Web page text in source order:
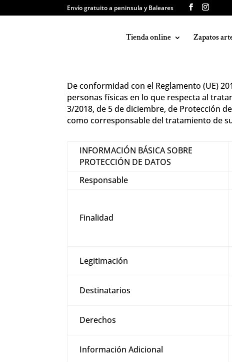
Envío gratuito a peninsula y Baleares
Tienda online Zapatos
De conformidad con el Reglamento (UE)
personas físicas en lo que respecta al
3/2018, de 5 de diciembre, de Protección
como corresponsable del tratamiento de
INFORMACIÓN BÁSICA SOBRE
PROTECCIÓN DE DATOS
Responsable
Finalidad
Legitimación
Destinatarios
Derechos
Información Adicional